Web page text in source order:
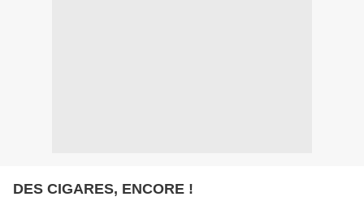
DES CIGARES, ENCORE !